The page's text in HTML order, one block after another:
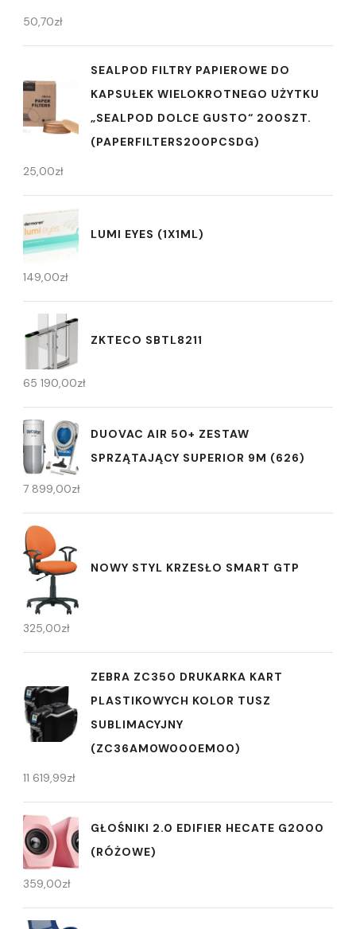
50,70zł
SEALPOD FILTRY PAPIEROWE DO
KAPSUŁEK WIELOKROTNEGO UŻYTKU
„SEALPOD DOLCE GUSTO“ 200SZT.
(PAPERFILTERS200PCSDG)
25,00zł
LUMI EYES (1X1ML)
149,00zł
ZKTECO SBTL8211
65 190,00zł
DUOVAC AIR 50+ ZESTAW
SPRZĄTAJĄCY SUPERIOR 9M (626)
7 899,00zł
NOWY STYL KRZESŁO SMART GTP
325,00zł
ZEBRA ZC350 DRUKARKA KART
PLASTIKOWYCH KOLOR TUSZ
SUBLIMACYJNY
(ZC36AM0W000EM00)
11 619,99zł
GŁOŚNIKI 2.0 EDIFIER HECATE G2000
(RÓŻOWE)
359,00zł